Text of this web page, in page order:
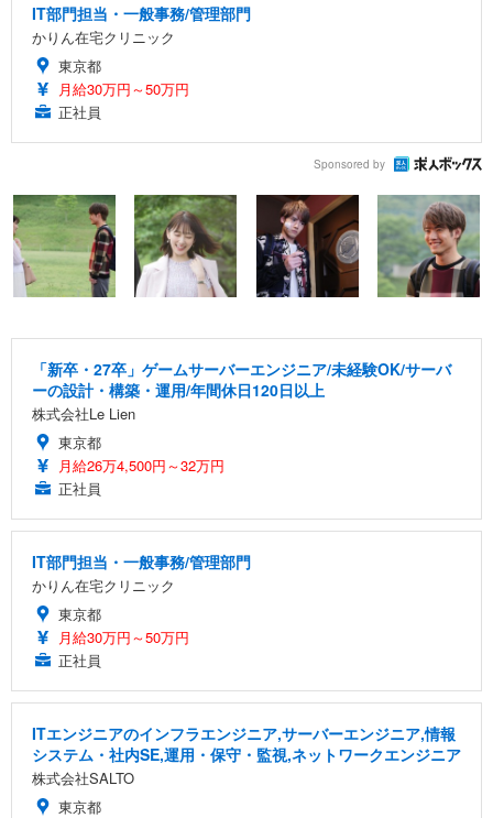
IT部門担当・一般事務/管理部門
かりん在宅クリニック
東京都
月給30万円～50万円
正社員
Sponsored by
「新卒・27卒」ゲームサーバーエンジニア/未経験OK/サーバ
ーの設計・構築・運用/年間休日120日以上
株式会社Le Lien
東京都
月給26万4,500円～32万円
正社員
IT部門担当・一般事務/管理部門
かりん在宅クリニック
東京都
月給30万円～50万円
正社員
ITエンジニアのインフラエンジニア,サーバーエンジニア,情報
システム・社内SE,運用・保守・監視,ネットワークエンジニア
株式会社SALTO
東京都